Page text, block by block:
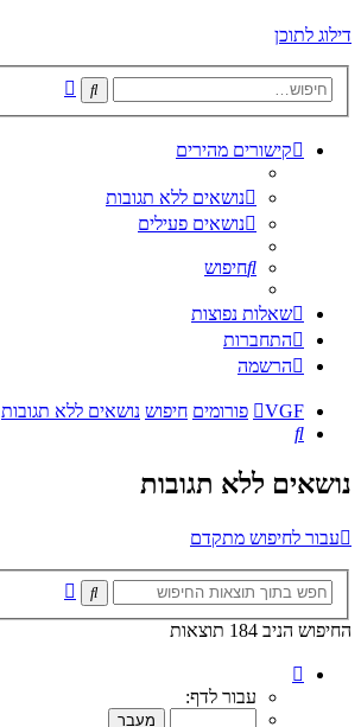
דילוג לתוכן
חיפוש
קישורים מהירים
נושאים ללא תגובות
נושאים פעילים
חיפוש
שאלות נפוצות
התחברות
הרשמה
VGF פורומים חיפוש נושאים ללא תגובות
חיפוש
נושאים ללא תגובות
עבור לחיפוש מתקדם
חיפוש
החיפוש הניב 184 תוצאות
מתוך
עבור לדף: